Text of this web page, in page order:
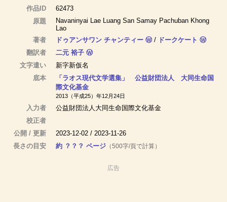
作品ID
62473
原題
Navaninyai Lae Luang San Samay Pachuban Khong
Lao
著者
ドゥアンサワン チャンティー Ⓦ / ドークケート Ⓦ
翻訳者
二元 裕子 Ⓦ
文字遣い
新字新仮名
底本
「ラオス現代文学選集」 公益財団法人 大同生命国
際文化基金
2013（平成25）年12月24日
入力者
公益財団法人大同生命国際文化基金
校正者
公開 / 更新
2023-12-02 / 2023-11-26
長さの目安
約 ？？？ ページ （500字/頁で計算）
広告